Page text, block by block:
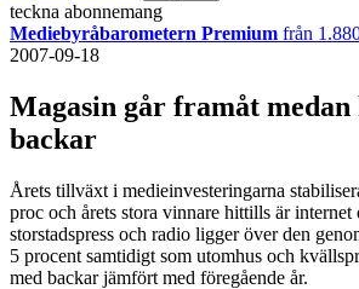
teckna abonnemang
Mediebyråbarometern Premium från
2007-09-18
Magasin går framåt medan
backar
Årets tillväxt i medieinvesteringarna
proc och årets stora vinnare hittills är
storstadspress och radio ligger över den
5 procent samtidigt som utomhus och
med backar jämfört med föregående år.